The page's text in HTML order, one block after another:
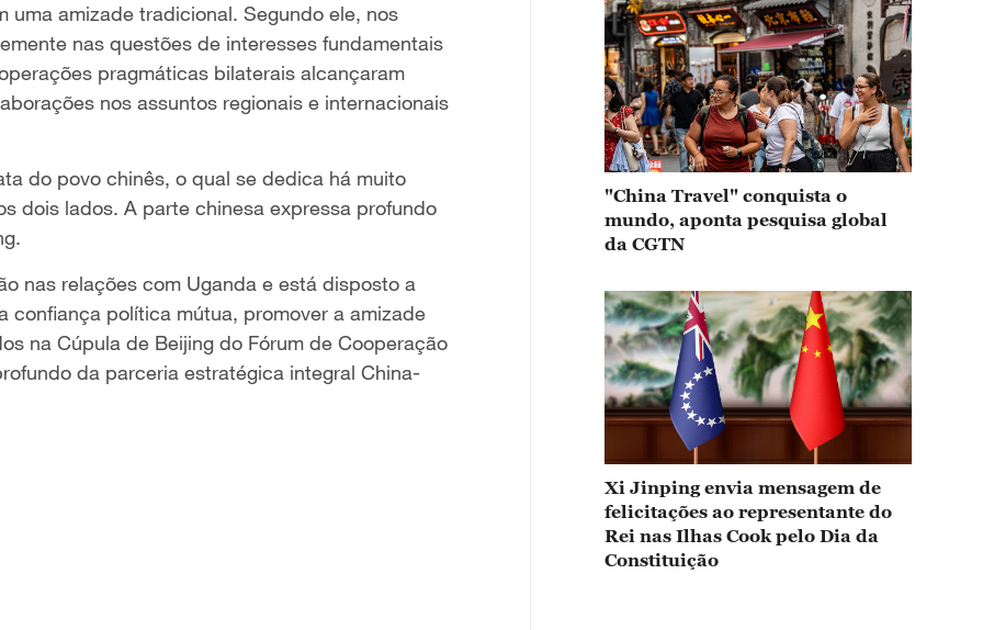
uma amizade tradicional. Segundo ele, nos
nas questões de interesses fundamentais
pragmáticas bilaterais alcançaram
nos assuntos regionais e internacionais
do povo chinês, o qual se dedica há muito
dois lados. A parte chinesa expressa profundo
nas relações com Uganda e está disposto a
confiança política mútua, promover a amizade
na Cúpula de Beijing do Fórum de Cooperação
da parceria estratégica integral China-
"China Travel" conquista o
mundo, aponta pesquisa global
da CGTN
Xi Jinping envia mensagem de
felicitações ao representante do
Rei nas Ilhas Cook pelo Dia da
Constituição